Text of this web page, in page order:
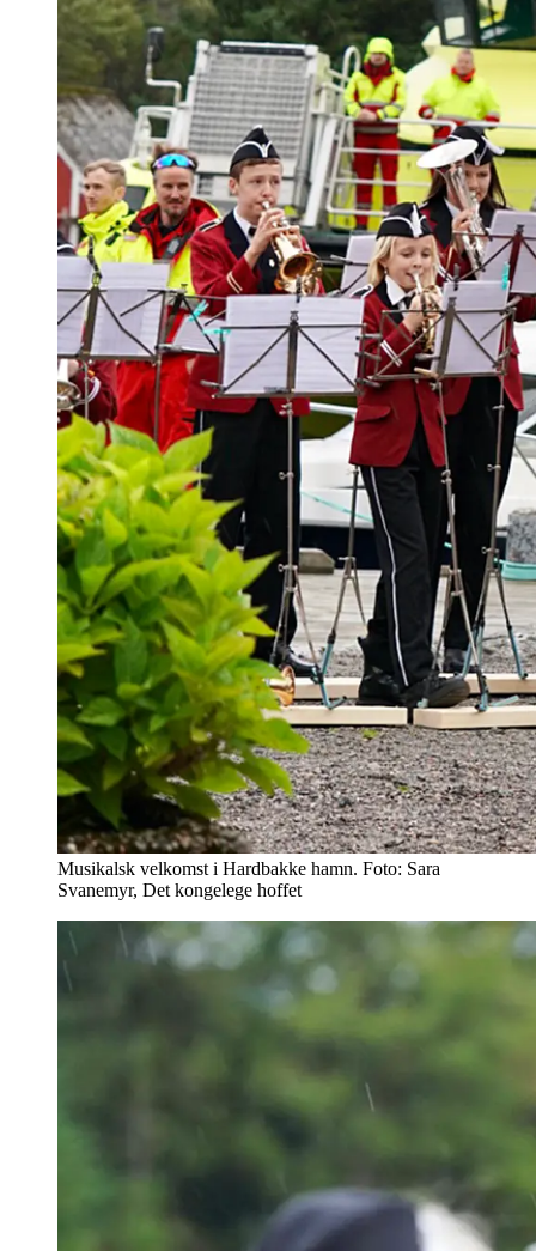
Musikalsk velkomst i Hardbakke hamn. Foto: Sara
Svanemyr, Det kongelege hoffet